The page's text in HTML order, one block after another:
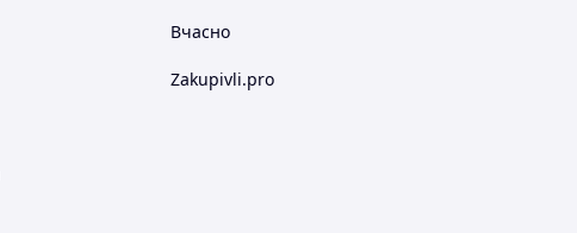
Вчасно
Zakupivli.pro